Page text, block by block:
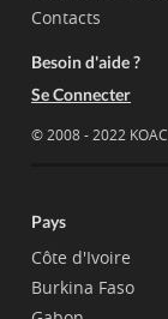
Contacts
Besoin d'aide ?
Se Connecter
© 2008 - 2022
Pays
Côte d'Ivoire
Burkina Faso